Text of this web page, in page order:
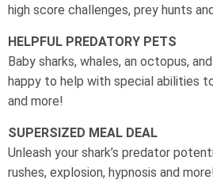
high score challenges, prey hunts
HELPFUL PREDATORY PETS
Baby sharks, whales, an octopus,
happy to help with special abilities
and more!
SUPERSIZED MEAL DEAL
Unleash your shark’s predator
rushes, explosion, hypnosis and